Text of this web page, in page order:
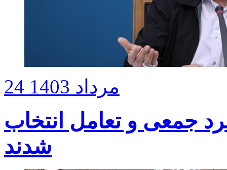
24 مرداد 1403
جمعی و تعامل انتخاب
شدند